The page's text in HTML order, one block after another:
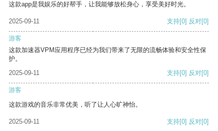
这款app是我娱乐的好帮手，让我能够放松身心，享受美好时光。
2025-09-11 支持[0] 反对[0]
游客
这款加速器VPM应用程序已经为我们带来了无限的流畅体验和安全性保
护。
2025-09-11
支持[0] 反对[0]
游客
这款游戏的音乐非常优美，听了让人心旷神怡。
2025-09-11 支持[0] 反对[0]